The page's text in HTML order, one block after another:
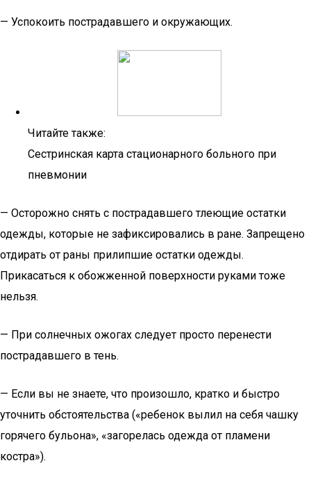
— Успокоить пострадавшего и окружающих.
Читайте также:
Сестринская карта стационарного больного при
пневмонии
— Осторожно снять с пострадавшего тлеющие остатки
одежды, которые не зафиксировались в ране. Запрещено
отдирать от раны прилипшие остатки одежды.
Прикасаться к обожженной поверхности руками тоже
нельзя.
— При солнечных ожогах следует просто перенести
пострадавшего в тень.
— Если вы не знаете, что произошло, кратко и быстро
уточнить обстоятельства («ребенок вылил на себя чашку
горячего бульона», «загорелась одежда от пламени
костра»).